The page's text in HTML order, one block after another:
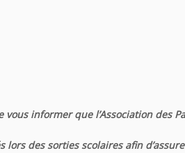
vous informer que l’Association des
lors des sorties scolaires afin